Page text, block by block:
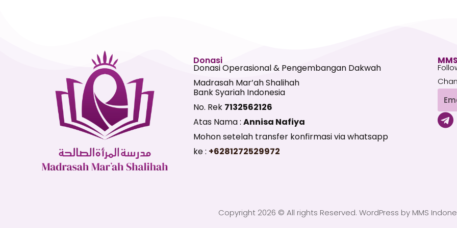
Donasi
Donasi Operasional & Pengembangan Dakwah
Madrasah Mar’ah Shalihah
Bank Syariah Indonesia
No. Rek 7132562126
Atas Nama :Annisa Nafiya
Mohon setelah transfer konfirmasi via whatsapp
ke : +6281272529972
Email
T
e
a
Copyright 2026 © All rights Reserved. WordPress by MMS